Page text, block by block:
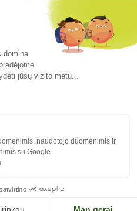
domina
jūsų vizito metu...
naudotojo duomenimis ir
su Google